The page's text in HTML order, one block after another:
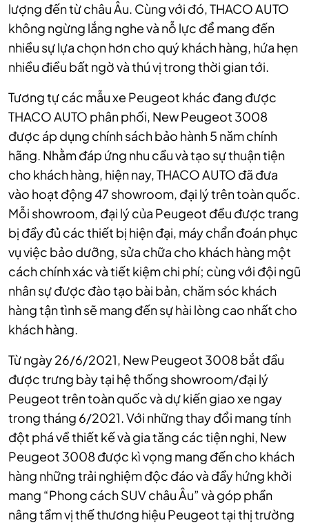
lượng đến từ châu Âu. Cùng với đó, THACO AUTO
không ngừng lắng nghe và nỗ lực để mang đến
nhiều sự lựa chọn hơn cho quý khách hàng, hứa hẹn
nhiều điều bất ngờ và thú vị trong thời gian tới.
Tương tự các mẫu xe Peugeot khác đang được
THACO AUTO phân phối, New Peugeot 3008
được áp dụng chính sách bảo hành 5 năm chính
hãng. Nhằm đáp ứng nhu cầu và tạo sự thuận tiện
cho khách hàng, hiện nay, THACO AUTO đã đưa
vào hoạt động 47 showroom, đại lý trên toàn quốc.
Mỗi showroom, đại lý của Peugeot đều được trang
bị đầy đủ các thiết bị hiện đại, máy chẩn đoán phục
vụ việc bảo dưỡng, sửa chữa cho khách hàng một
cách chính xác và tiết kiệm chi phí; cùng với đội ngũ
nhân sự được đào tạo bài bản, chăm sóc khách
hàng tận tình sẽ mang đến sự hài lòng cao nhất cho
khách hàng.
Từ ngày 26/6/2021, New Peugeot 3008 bắt đầu
được trưng bày tại hệ thống showroom/đại lý
Peugeot trên toàn quốc và dự kiến giao xe ngay
trong tháng 6/2021. Với những thay đổi mang tính
đột phá về thiết kế và gia tăng các tiện nghi, New
Peugeot 3008 được kì vọng mang đến cho khách
hàng những trải nghiệm độc đáo và đầy hứng khởi
mang “Phong cách SUV châu Âu” và góp phần
nâng tầm vị thế thương hiệu Peugeot tại thị trường